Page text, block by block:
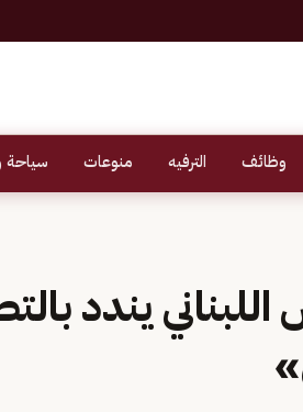
وظائف الترفيه منوعات سياحة
يندد